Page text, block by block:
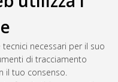
necessari per il suo
di tracciamento
il tuo consenso.